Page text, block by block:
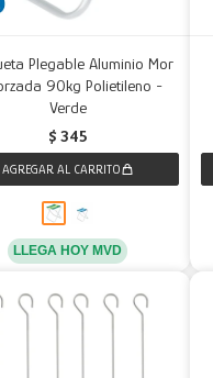
Plegable Aluminio Mor
90kg Polietileno -
Verde
$ 345
LLEGA HOY MVD